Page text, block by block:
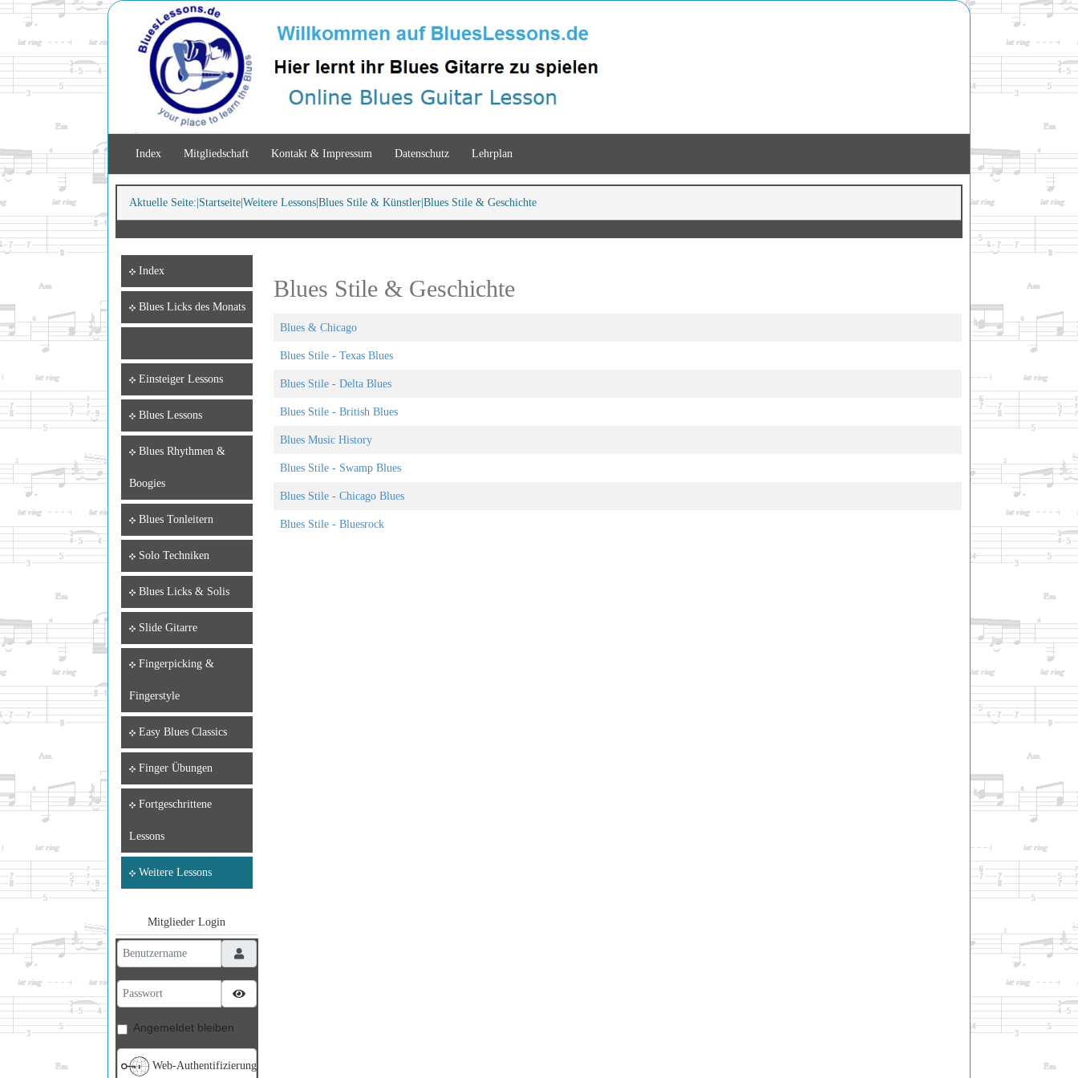
Index Mitgliedschaft Kontakt & Impressum Datenschutz Lehrplan
Aktuelle Seite: Startseite Weitere Lessons Blues Stile & Künstler Blues Stile & Geschichte
Index
Blues Licks des Monats
Einsteiger Lessons
Blues Lessons
Blues Rhythmen &
Boogies
Blues Tonleitern
Solo Techniken
Blues Licks & Solis
Slide Gitarre
Fingerpicking &
Fingerstyle
Easy Blues Classics
Finger Übungen
Fortgeschrittene
Lessons
Weitere Lessons
Mitglieder Login
Benutzername
Passwort
Angemeldet bleiben
Web-Authentifizierung
Blues Stile & Geschichte
Blues & Chicago
Blues Stile - Texas Blues
Blues Stile - Delta Blues
Blues Stile - British Blues
Blues Music History
Blues Stile - Swamp Blues
Blues Stile - Chicago Blues
Blues Stile - Bluesrock